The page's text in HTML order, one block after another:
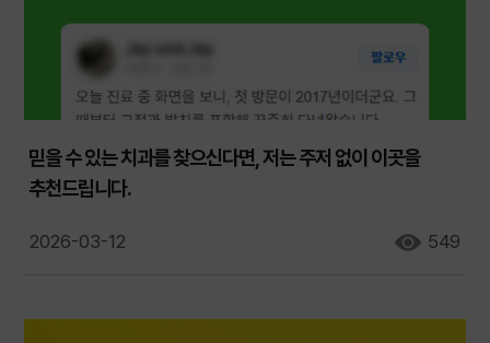
믿을 수 있는 치과를 찾으신다면, 저는 주저 없이 이곳을
추천드립니다.
2026-03-12 549